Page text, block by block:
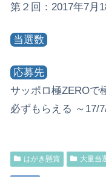
第２回：2017年7月
当選数
応募先
サッポロ極ZEROで
必ずもらえる ～17/
はがき懸賞 大量当